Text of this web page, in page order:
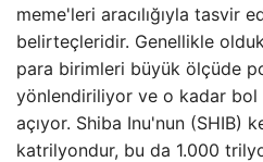
meme'leri aracılığıyla tasvir
belirteçleridir. Genellikle
para birimleri büyük ölçüde
yönlendiriliyor ve o kadar
açıyor. Shiba Inu'nun (SHIB)
katrilyondur, bu da 1.000